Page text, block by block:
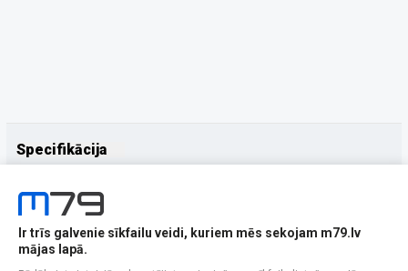
Specifikācija
Papildus
Ir trīs galvenie sīkfailu veidi, kuriem mēs sekojam m79.lv
mājas lapā.